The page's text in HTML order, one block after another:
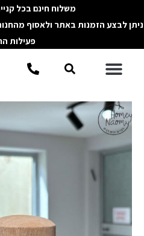
לתוכן
משלוח חינם בכל קנייה
ניתן לבצע הזמנות באתר ולאסוף
פעילות
תפריטחיפוש
כמות
של
קופסה